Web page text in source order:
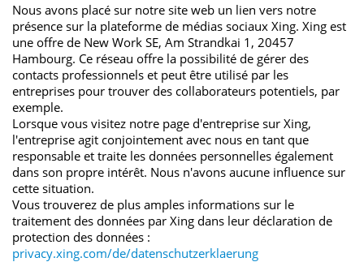
Nous avons placé sur notre site web un lien vers notre
présence sur la plateforme de médias sociaux Xing. Xing est
une offre de New Work SE, Am Strandkai 1, 20457
Hambourg. Ce réseau offre la possibilité de gérer des
contacts professionnels et peut être utilisé par les
entreprises pour trouver des collaborateurs potentiels, par
exemple.
Lorsque vous visitez notre page d'entreprise sur Xing,
l'entreprise agit conjointement avec nous en tant que
responsable et traite les données personnelles également
dans son propre intérêt. Nous n'avons aucune influence sur
cette situation.
Vous trouverez de plus amples informations sur le
traitement des données par Xing dans leur déclaration de
protection des données :
privacy.xing.com/de/datenschutzerklaerung